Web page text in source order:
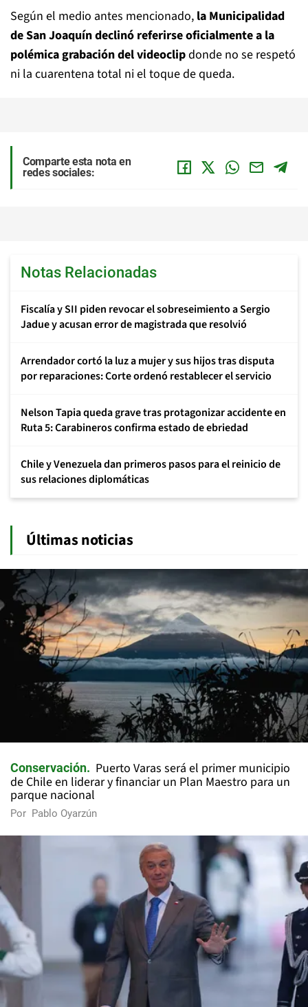
Según el medio antes mencionado, la Municipalidad
de San Joaquín declinó referirse oficialmente a la
polémica grabación del videoclipdonde no se respetó
ni la cuarentena total ni el toque de queda.
Comparte esta nota en
redes sociales:
Notas Relacionadas
Fiscalía y SII piden revocar el sobreseimiento a Sergio
Jadue y acusan error de magistrada que resolvió
Arrendador cortó la luz a mujer y sus hijos tras disputa
por reparaciones: Corte ordenó restablecer el servicio
Nelson Tapia queda grave tras protagonizar accidente en
Ruta 5: Carabineros confirma estado de ebriedad
Chile y Venezuela dan primeros pasos para el reinicio de
sus relaciones diplomáticas
Últimas noticias
Conservación
Puerto Varas será el primer municipio
de Chile en liderar y financiar un Plan Maestro para un
parque nacional
Por Pablo Oyarzún